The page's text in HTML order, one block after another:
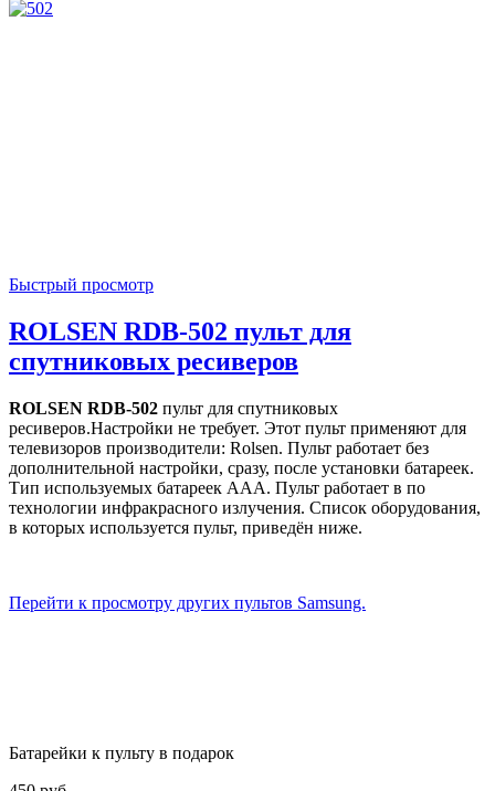
Быстрый просмотр
ROLSEN RDB-502 пульт для
спутниковых ресиверов
ROLSEN RDB-502 пульт для спутниковых
ресиверов.Настройки не требует. Этот пульт применяют для
телевизоров производители: Rolsen. Пульт работает без
дополнительной настройки, сразу, после установки батареек.
Тип используемых батареек AAA. Пульт работает в по
технологии инфракрасного излучения. Список оборудования,
в которых используется пульт, приведён ниже.
Перейти к просмотру других пультов Samsung.
Батарейки к пульту в подарок